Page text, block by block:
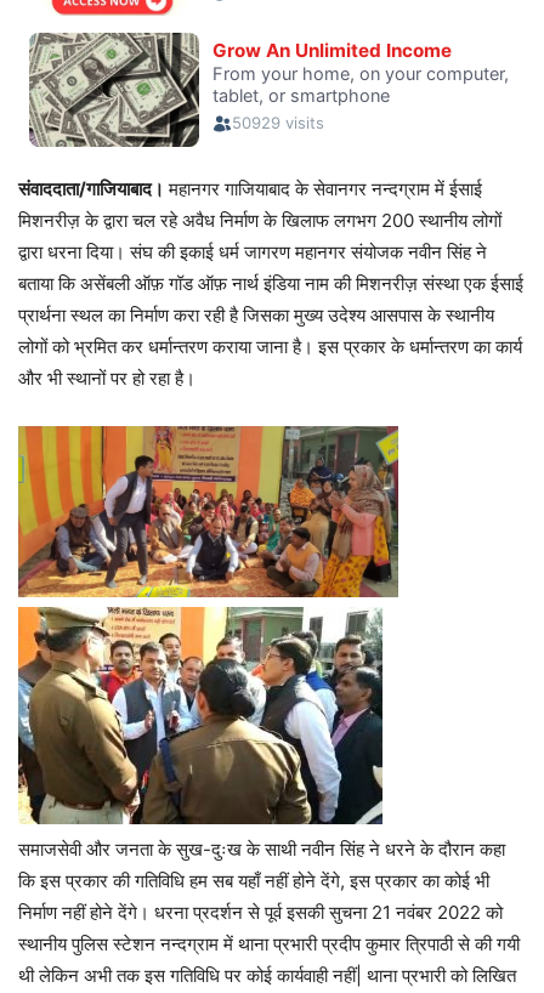
संवाददाता/गाजियाबाद। महानगर गाजियाबाद के सेवानगर नन्दग्राम में ईसाई
मिशनरीज़ के द्वारा चल रहे अवैध निर्माण के खिलाफ लगभग 200 स्थानीय लोगों
द्वारा धरना दिया। संघ की इकाई धर्म जागरण महानगर संयोजक नवीन सिंह ने
बताया कि असेंबली ऑफ़ गॉड ऑफ़ नार्थ इंडिया नाम की मिशनरीज़ संस्था एक ईसाई
प्रार्थना स्थल का निर्माण करा रही है जिसका मुख्य उदेश्य आसपास के स्थानीय
लोगों को भ्रमित कर धर्मान्तरण कराया जाना है। इस प्रकार के धर्मान्तरण का कार्य
और भी स्थानों पर हो रहा है।
समाजसेवी और जनता के सुख-दुःख के साथी नवीन सिंह ने धरने के दौरान कहा
कि इस प्रकार की गतिविधि हम सब यहाँ नहीं होने देंगे, इस प्रकार का कोई भी
निर्माण नहीं होने देंगे। धरना प्रदर्शन से पूर्व इसकी सुचना 21 नवंबर 2022 को
स्थानीय पुलिस स्टेशन नन्दग्राम में थाना प्रभारी प्रदीप कुमार त्रिपाठी से की गयी
थी लेकिन अभी तक इस गतिविधि पर कोई कार्यवाही नहीं| थाना प्रभारी को लिखित